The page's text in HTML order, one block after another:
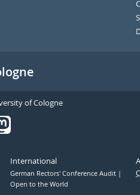
of Cologne
International
German Rectors' Conference Audit
Open to the World